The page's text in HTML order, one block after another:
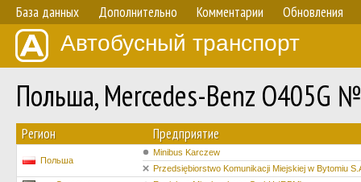
База данных Дополнительно Комментарии Обновления
Автобусный транспорт
Польша, Mercedes-Benz O405G
Регион Предприятие
Польша
Minibus Karczew
Przedsiębiorstwo Komunikacji Miejskiej w Bytomiu